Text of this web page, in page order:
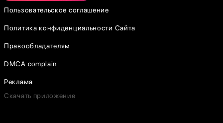
Пользовательское соглашение
Политика конфиденциальности Сайта
Правообладателям
DMCA complain
Реклама
Скачать приложение